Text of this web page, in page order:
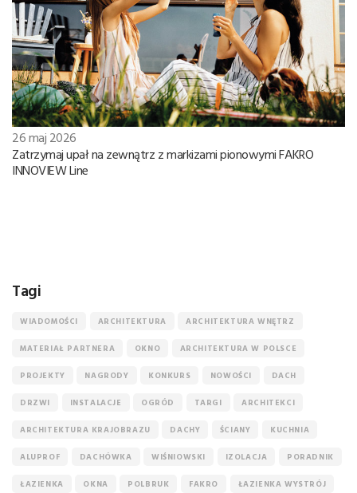
26 maj 2026
Zatrzymaj upał na zewnątrz z markizami pionowymi FAKRO
INNOVIEW Line
Tagi
WIADOMOŚCI ARCHITEKTURA ARCHITEKTURA WNĘTRZ
MATERIAŁ PARTNERA OKNO ARCHITEKTURA W POLSCE
PROJEKTY NAGRODY KONKURS NOWOŚCI DACH
DRZWI INSTALACJE OGRÓD TARGI ARCHITEKCI
ARCHITEKTURA KRAJOBRAZU DACHY ŚCIANY KUCHNIA
ALUPROF DACHÓWKA WIŚNIOWSKI IZOLACJA PORADNIK
ŁAZIENKA OKNA POLBRUK FAKRO ŁAZIENKA WYSTRÓJ